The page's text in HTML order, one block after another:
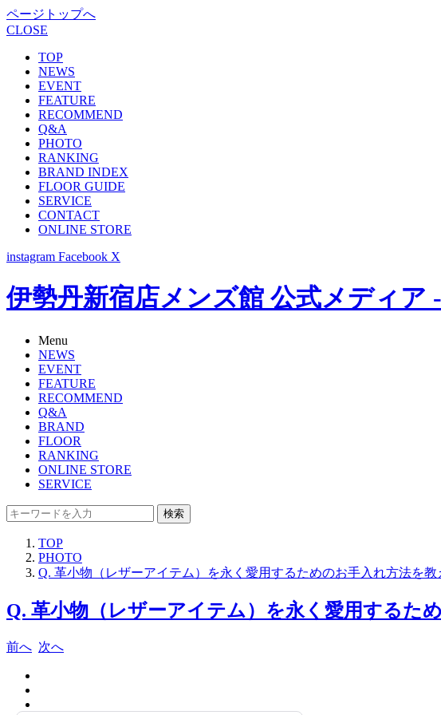
ページトップへ
CLOSE
TOP
NEWS
EVENT
FEATURE
RECOMMEND
Q&A
PHOTO
RANKING
BRAND INDEX
FLOOR GUIDE
SERVICE
CONTACT
ONLINE STORE
instagram Facebook X
伊勢丹新宿店メンズ館 公式メディア
Menu
NEWS
EVENT
FEATURE
RECOMMEND
Q&A
BRAND
FLOOR
RANKING
ONLINE STORE
SERVICE
検索
TOP
PHOTO
Q. 革小物（レザーアイテム）を永く愛用するためのお手入れ方法を教
Q. 革小物（レザーアイテム）を永く愛用するた
前へ 次へ